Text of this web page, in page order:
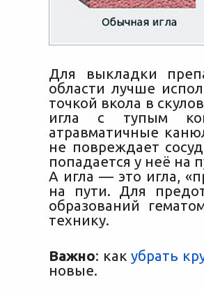
Для выкладки
области лучше
точкой вкола в
игла с тупым
атравматичные
не повреждает
попадается у неё на
А игла — это игла,
на пути. Для
образований
технику.
Важно: как убрать
новые.